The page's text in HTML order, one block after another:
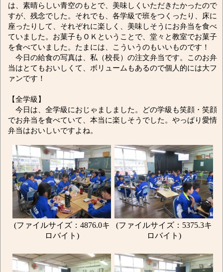
は、素晴らしい青空のもとで、美味しくいただきたかったので
すが、残念でした。それでも、各学級で班をつくったり、床に
座ったりして、それぞれに楽しく、美味しそうにお弁当を食べ
ていました。お菓子もＯＫということで、堂々と教室でお菓子
を食べていました。たまには、こういうのもいいものです！
今日の給食の写真は、私（校長）の注文弁当です。このお弁
当はとてもおいしくて、ボリュームもあるので個人的には大フ
ァンです！
【全学級】
今日は、全学級におじゃましました。どの学級も笑顔・笑顔
でお弁当を食べていて、本当に楽しそうでした。やっぱり愛情
弁当はおいしいですよね。
(ファイルサイズ：4876.0キ
ロバイト)
(ファイルサイズ：5375.3キ
ロバイト)